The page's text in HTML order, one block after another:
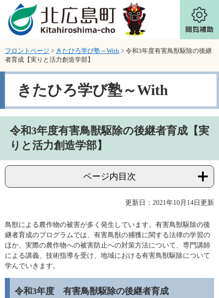
ページの先頭です。
メニューを飛ばして本文へ
フロントページ > きたひろ学び塾～With > 令和3年度有害鳥獣駆除の後継
者育成【実りと活力創造学部】
きたひろ学び塾～With
令和3年度有害鳥獣駆除の後継者育成【実
りと活力創造学部】
ページ内目次
更新日：2021年10月14日更新
鳥獣による農作物の被害が多く発生しています。有害鳥獣駆除の後
継者育成のプログラムでは、有害鳥獣の捕獲に関する法律の学習の
ほか、実際の農作物への被害防止への対策方法について、専門講師
による講義、技術指導を受け、地域における有害鳥獣駆除について
学んでいきます。
令和3年度 有害鳥獣駆除の後継者育成